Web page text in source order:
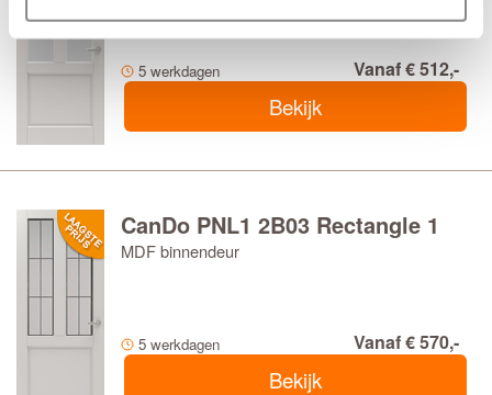
5 werkdagen Vanaf € 512,-
Bekijk
CanDo PNL1 2B03 Rectangle 1
MDF binnendeur
5 werkdagen Vanaf € 570,-
Bekijk